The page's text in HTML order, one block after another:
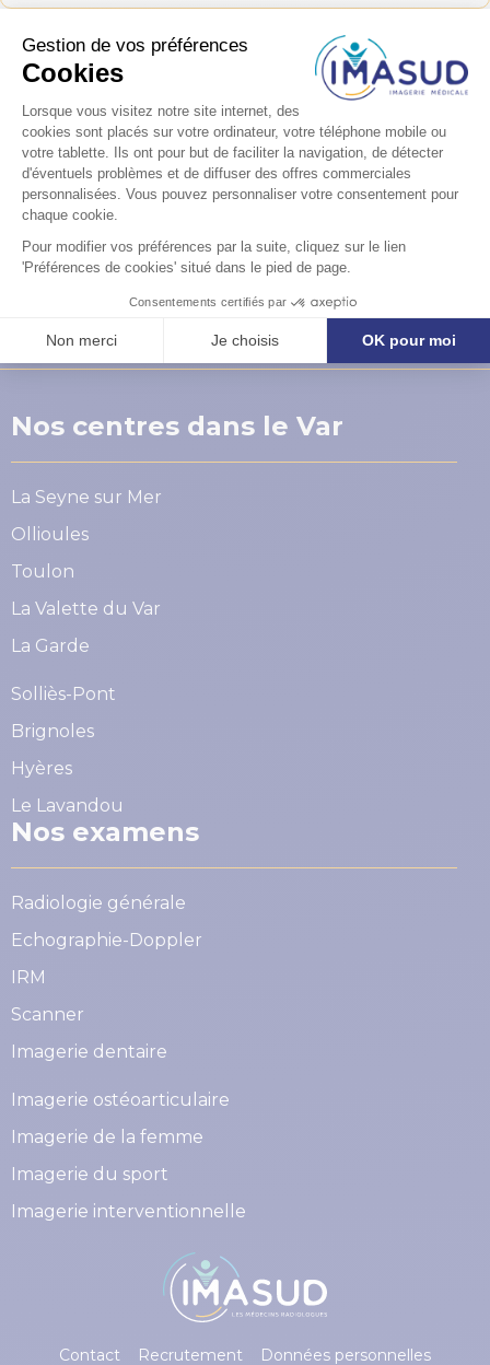
Vous avez des
questions ?
Formulaire de contact
Nos centres dans le Var
La Seyne sur Mer
Ollioules
Toulon
La Valette du Var
La Garde
Solliès-Pont
Brignoles
Hyères
Le Lavandou
Nos examens
Radiologie générale
Echographie-Doppler
IRM
Scanner
Imagerie dentaire
Imagerie ostéoarticulaire
Imagerie de la femme
Imagerie du sport
Imagerie interventionnelle
Contact Recrutement Données personnelles